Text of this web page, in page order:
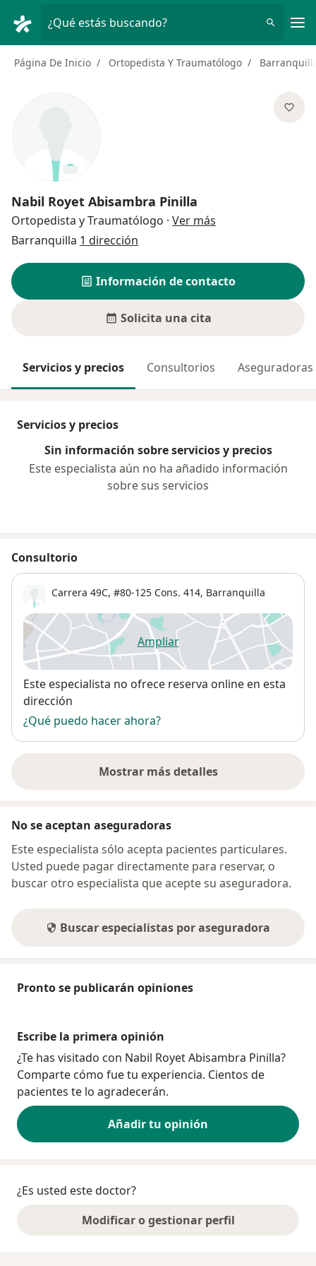
¿Qué estás buscando?
Página De Inicio Ortopedista Y Traumatólogo
Nabil Royet Abisambra Pinilla
Ortopedista y Traumatólogo · Ver más
Barranquilla 1 dirección
Información de contacto
Solicita una cita
Servicios y precios Consultorios Aseguradoras
Servicios y precios
Sin información sobre servicios y precios
Este especialista aún no ha añadido información
sobre sus servicios
Consultorio
Carrera 49C, #80-125 Cons. 414, Barranquilla
Ampliarse abre en una nueva
Disponibilidad
Este especialista no ofrece reserva online en esta
dirección
¿Qué puedo hacer ahora?
Mostrar más detalles
sobre la dirección
No se aceptan aseguradoras
Este especialista sólo acepta pacientes particulares.
Usted puede pagar directamente para reservar, o
buscar otro especialista que acepte su aseguradora.
Buscar especialistas por aseguradora
Pronto se publicarán opiniones
Escribe la primera opinión
¿Te has visitado con Nabil Royet Abisambra Pinilla?
Comparte cómo fue tu experiencia. Cientos de
pacientes te lo agradecerán.
Añadir tu opinión
¿Es usted este doctor?
Modificar o gestionar perfil